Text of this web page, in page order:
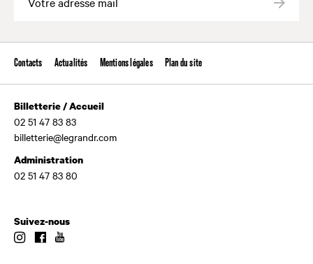
Contacts Actualités Mentions légales Plan du site
Billetterie / Accueil
02 51 47 83 83
billetterie@legrandr.com
Administration
02 51 47 83 80
Suivez-nous
InstagramFacebook